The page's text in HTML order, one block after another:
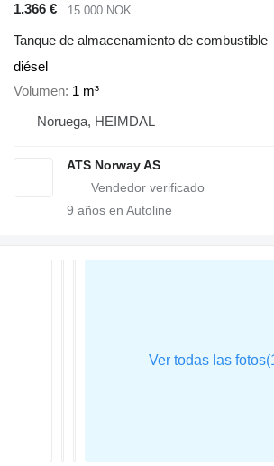
1.366 €
15.000 NOK
Tanque de almacenamiento de combustible
diésel
Volumen 1 m³
Noruega, HEIMDAL
ATS Norway AS
9 años en Autoline